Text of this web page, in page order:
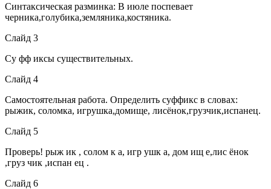
Синтаксическая разминка: В июле поспевает
черника,голубика,земляника,костяника.
Слайд 3
Су фф иксы существительных.
Слайд 4
Самостоятельная работа. Определить суффикс в словах:
рыжик, соломка, игрушка,домище, лисёнок,грузчик,испанец.
Слайд 5
Проверь! рыж ик , солом к а, игр ушк а, дом ищ е,лис ёнок
,груз чик ,испан ец .
Слайд 6